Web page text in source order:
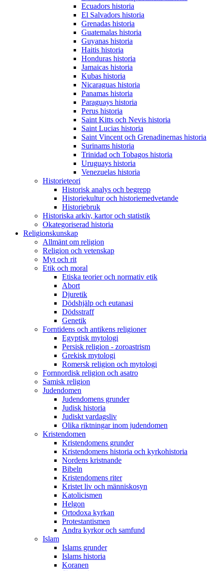
Ecuadors historia
El Salvadors historia
Grenadas historia
Guatemalas historia
Guyanas historia
Haitis historia
Honduras historia
Jamaicas historia
Kubas historia
Nicaraguas historia
Panamas historia
Paraguays historia
Perus historia
Saint Kitts och Nevis historia
Saint Lucias historia
Saint Vincent och Grenadinernas historia
Surinams historia
Trinidad och Tobagos historia
Uruguays historia
Venezuelas historia
Historieteori
Historisk analys och begrepp
Historiekultur och historiemedvetande
Historiebruk
Historiska arkiv, kartor och statistik
Okategoriserad historia
Religionskunskap
Allmänt om religion
Religion och vetenskap
Myt och rit
Etik och moral
Etiska teorier och normativ etik
Abort
Djuretik
Dödshjälp och eutanasi
Dödsstraff
Genetik
Forntidens och antikens religioner
Egyptisk mytologi
Persisk religion - zoroastrism
Grekisk mytologi
Romersk religion och mytologi
Fornnordisk religion och asatro
Samisk religion
Judendomen
Judendomens grunder
Judisk historia
Judiskt vardagsliv
Olika riktningar inom judendomen
Kristendomen
Kristendomens grunder
Kristendomens historia och kyrkohistoria
Nordens kristnande
Bibeln
Kristendomens riter
Kristet liv och människosyn
Katolicismen
Helgon
Ortodoxa kyrkan
Protestantismen
Andra kyrkor och samfund
Islam
Islams grunder
Islams historia
Koranen